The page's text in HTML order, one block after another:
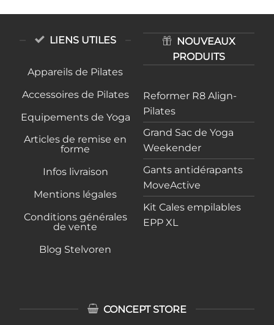
LIENS UTILES
Appareils de Pilates
Accessoires de Pilates
Equipements de Yoga
Articles de remise en
forme
Infos livraison
Mentions légales
Conditions générales
de vente
Blog Stelvoren
NOUVEAUX
PRODUITS
Reformer R8 Align-
Pilates
Grand Sac de Yoga
Weekender
Gants antidérapants
MoveActive
Kit Cales empilables
EPP XL
CONCEPT STORE